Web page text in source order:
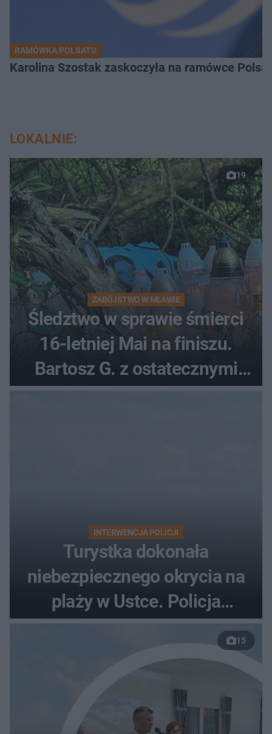
RAMÓWKA POLSATU
Karolina Szostak zaskoczyła na ramówce
LOKALNIE:
19
ZABÓJSTWO W MŁAWIE
Śledztwo w sprawie śmierci
16-letniej Mai na finiszu.
Bartosz G. z ostatecznymi
INTERWENCJA POLICJI
Turystka dokonała
niebezpiecznego okrycia na
plaży w Ustce. Policja
musiała zamknąć odcinek
wybrzeża
15